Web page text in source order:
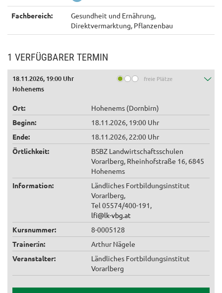
Fachbereich:
Gesundheit und Ernährung,
Direktvermarktung, Pflanzenbau
1 VERFÜGBARER TERMIN
18.11.2026, 19:00 Uhr freie Plätze
Hohenems
Ort:
Hohenems (Dornbirn)
Beginn:
18.11.2026, 19:00 Uhr
Ende:
18.11.2026, 22:00 Uhr
Örtlichkeit:
BSBZ Landwirtschaftsschulen
Vorarlberg, Rheinhofstraße 16, 6845
Hohenems
Information:
Ländliches Fortbildungsinstitut
Vorarlberg,
Tel 05574/400-191,
lfi@lk-vbg.at
Kursnummer:
8-0005128
Trainer:in:
Arthur Nägele
Veranstalter:
Ländliches Fortbildungsinstitut
Vorarlberg